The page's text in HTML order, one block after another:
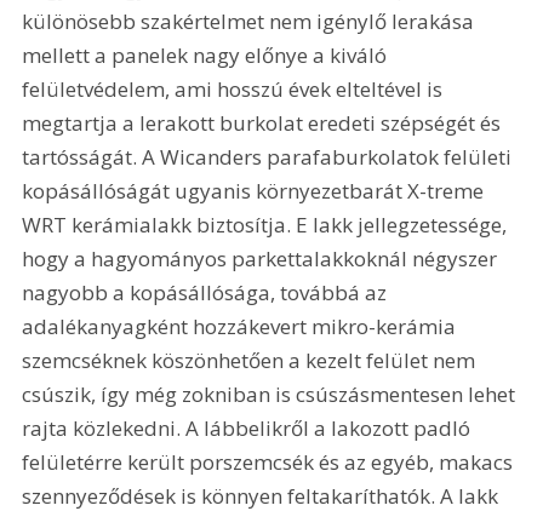
különösebb szakértelmet nem igénylő lerakása
mellett a panelek nagy előnye a kiváló
felületvédelem, ami hosszú évek elteltével is
megtartja a lerakott burkolat eredeti szépségét és
tartósságát. A Wicanders parafaburkolatok felületi
kopásállóságát ugyanis környezetbarát X-treme
WRT kerámialakk biztosítja. E lakk jellegzetessége,
hogy a hagyományos parkettalakkoknál négyszer
nagyobb a kopásállósága, továbbá az
adalékanyagként hozzákevert mikro-kerámia
szemcséknek köszönhetően a kezelt felület nem
csúszik, így még zokniban is csúszásmentesen lehet
rajta közlekedni. A lábbelikről a lakozott padló
felületérre került porszemcsék és az egyéb, makacs
szennyeződések is könnyen feltakaríthatók. A lakk